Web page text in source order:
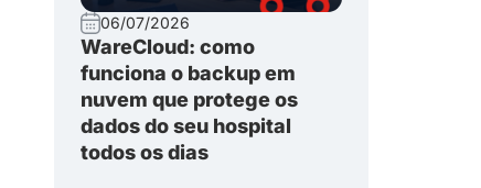
06/07/2026
WareCloud: como
funciona o backup em
nuvem que protege os
dados do seu hospital
todos os dias